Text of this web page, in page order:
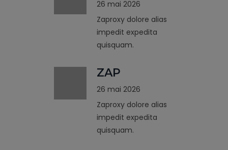
26 mai 2026
Zaproxy dolore alias
impedit expedita
quisquam.
ZAP
26 mai 2026
Zaproxy dolore alias
impedit expedita
quisquam.